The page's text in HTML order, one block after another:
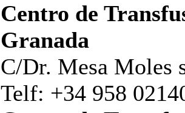
Centro de
Granada
C/Dr. Mesa Moles
Telf: +34 958